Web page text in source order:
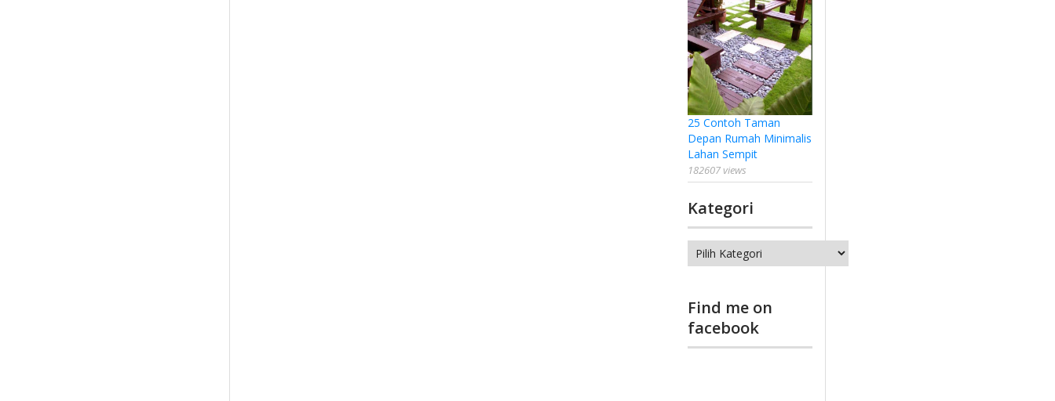
25 Contoh Taman
Depan Rumah Minimalis
Lahan Sempit
182607 views
Kategori
Kategori
Find me on
facebook